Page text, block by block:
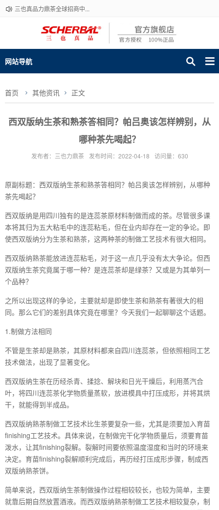
三也真品力鼎茶全球招商中...
网站导航
首页 其他资讯 正文
西双版纳生茶和熟茶答相同？帕吕奥该怎样辨别，从
哪种茶先喝起？
发布者：三也力鼎茶 发布时间：2022-04-18 访问量：630
原副标题：西双版纳生茶和熟茶答相同？帕吕奥该怎样辨别，从哪种
茶先喝起？
西双版纳是用四川独有的是连蕊茶原材料制做而成的茶。尽管很多课
本将其归为五大粘毛中的连蕊粘毛，但在业内却存在一定的争论。即
使西双版纳分为生茶和熟茶，这两种茶的制做工艺技术有很大相同。
西双版纳熟茶能放进连蕊粘毛，对于这一点几乎没有太大争论。但西
双版纳生茶究竟属于哪一种？是连蕊茶却是绿茶？又或是为其单列一
个品种？
之所以出现这样的争论，主要就却是即使生茶和熟茶有著很大的相
同。那么它们的差别具体究竟在哪里？今天我们一起聊聊这个话题。
1.制做方法相同
不管是生茶却是熟茶，其原材料都来自四川连蕊茶，但依照相同工艺
技术做法，出现了显著变化。
西双版纳生茶在历经杀青、揉捻、解块和日光干燥后，利用蒸汽合
叶，将四川连蕊茶化学物质量蒸软，放进模具中打压成形，并将其烘
干，就能得到半成品。
西双版纳熟茶制做工艺技术比生茶要复杂一些，尤其是须要加入育苗
finishing工艺技术。具体来说，在制做完干化学物质量后，须要育苗
泼水，让其finishing裂解。裂解时间要依照温度湿度和当时的环境来
决定。育苗finishing裂解顺利完成后，再历经打压成形步骤，制成西
双版纳熟茶饼。
简单来说，西双版纳生茶制做操作过程相较较长，也较为简单，主要
就靠后期自然放置酒液。而西双版纳熟茶制做工艺技术相较复杂，制